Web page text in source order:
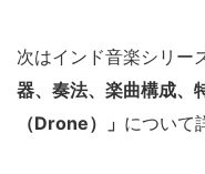
次はインド音楽シリー
器、奏法、楽曲構成、
（Drone）」 について